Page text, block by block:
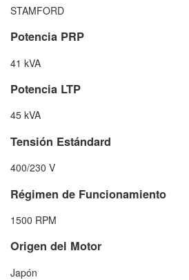
STAMFORD
Potencia PRP
41 kVA
Potencia LTP
45 kVA
Tensión Estándard
400/230 V
Régimen de Funcionamiento
1500 RPM
Origen del Motor
Japón